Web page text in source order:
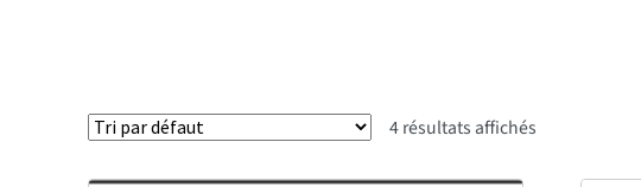
4 résultats affichés